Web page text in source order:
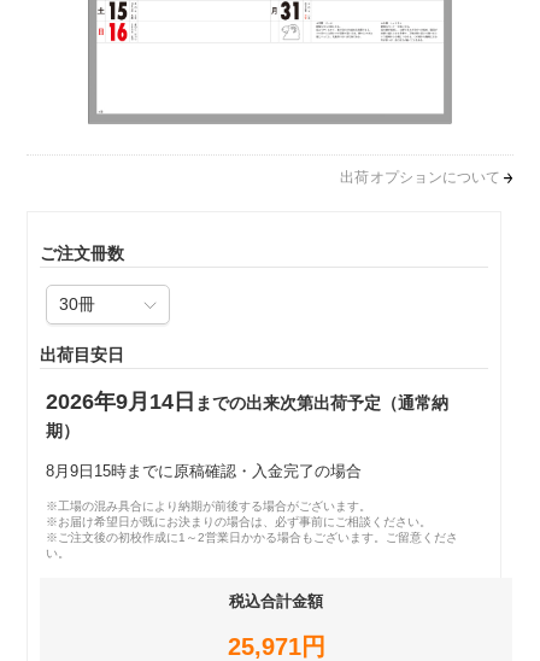
出荷オプションについて
ご注文冊数
出荷目安日
2026年9月14日 までの出来次第出荷予定（通常納
期）
8月9日15時までに原稿確認・入金完了の場合
※工場の混み具合により納期が前後する場合がございます。
※お届け希望日が既にお決まりの場合は、必ず事前にご相談ください。
※ご注文後の初校作成に1～2営業日かかる場合もございます。ご留意くださ
い。
税込合計金額
25,971円